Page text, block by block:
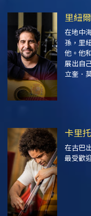
里紐
在地中
孫，里
他。他
展出自
立奎．
卡里
在古巴
最受歡